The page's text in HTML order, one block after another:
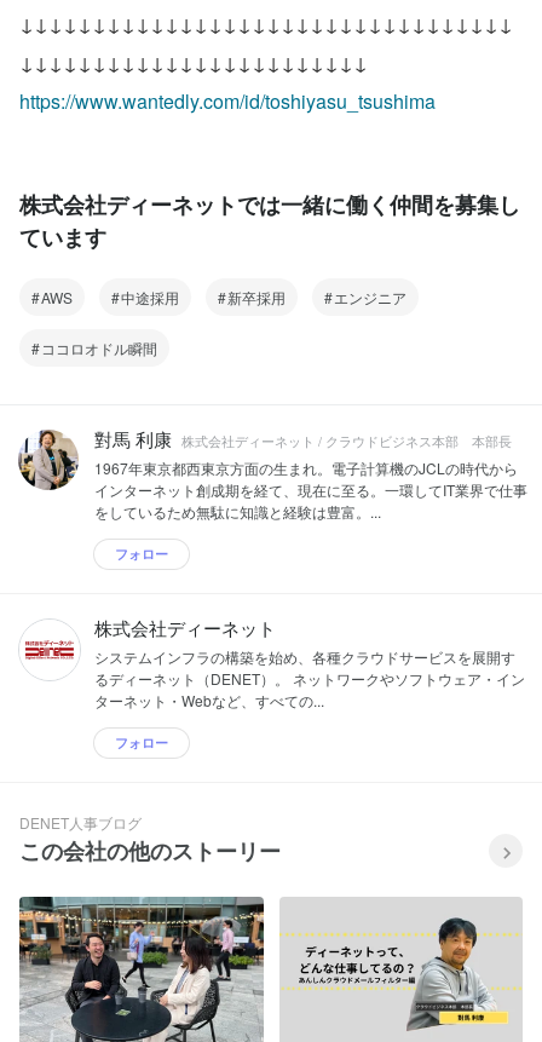
↓↓↓↓↓↓↓↓↓↓↓↓↓↓↓↓↓↓↓↓↓↓↓↓↓↓↓↓↓↓↓↓↓↓
↓↓↓↓↓↓↓↓↓↓↓↓↓↓↓↓↓↓↓↓↓↓↓↓
https://www.wantedly.com/id/toshiyasu_tsushima
株式会社ディーネットでは一緒に働く仲間を募集し
ています
AWS 中途採用 新卒採用 エンジニア
ココロオドル瞬間
對馬 利康 株式会社ディーネット / クラウドビジネス本部 本部長
1967年東京都西東京方面の生まれ。電子計算機のJCLの時代から
インターネット創成期を経て、現在に至る。一環してIT業界で仕事
をしているため無駄に知識と経験は豊富。...
フォロー
株式会社ディーネット
システムインフラの構築を始め、各種クラウドサービスを展開す
るディーネット（DENET）。 ネットワークやソフトウェア・イン
ターネット・Webなど、すべての...
フォロー
DENET人事ブログ
この会社の他のストーリー